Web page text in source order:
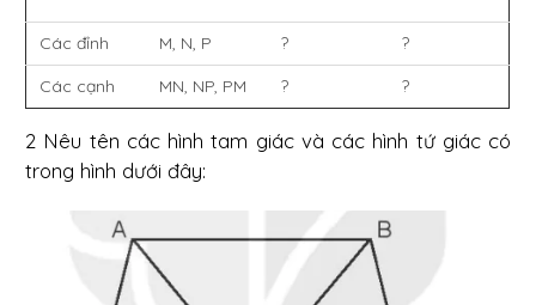
Các đỉnh M, N, P ?
?
Các cạnh
MN, NP, PM ? ?
2 Nêu tên các hình tam giác và các hình tứ giác có
trong hình dưới đây: